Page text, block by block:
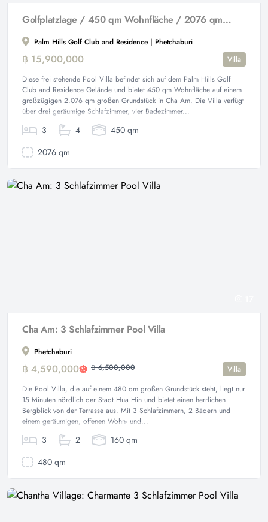
Golfplatzlage / 450 qm Wohnfläche / 2076 qm Grundstück
Palm Hills Golf Club and Residence | Phetchaburi
฿ 15,900,000
Villa
Diese frei stehende Pool Villa befindet sich auf dem Palm Hills Golf
Club and Residence Gelände und bietet 450 qm Wohnfläche auf einem
großzügigen 2.076 qm großen Grundstück in Cha Am. Die Villa verfügt
über drei geräumige Schlafzimmer, vier Badezimmer...
3 4
450 qm
2076 qm
Cha Am: 3 Schlafzimmer Pool Villa
Phetchaburi
฿ 4,590,000 ฿ 6,500,000
Villa
Die Pool Villa, die auf einem 480 qm großen Grundstück steht, liegt nur
15 Minuten nördlich der Stadt Hua Hin und bietet einen herrlichen
Bergblick von der Terrasse aus. Mit 3 Schlafzimmern, 2 Bädern und
einem geräumigen, offenen Wohn- und...
3 2
160 qm
480 qm